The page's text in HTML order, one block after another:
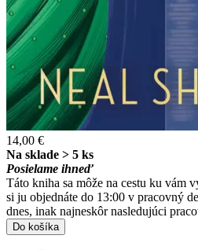
14,00 €
Na sklade > 5 ks
Posielame ihneď
Táto kniha sa môže na cestu ku vám
si ju objednáte do 13:00 v pracovný
dnes, inak najneskôr nasledujúci
Do košíka